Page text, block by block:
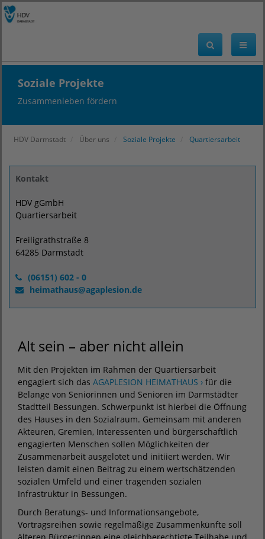
Soziale Projekte
Zusammenleben fördern
HDV Darmstadt Über uns Soziale Projekte Quartiersarbeit
Kontakt
HDV gGmbH
Quartiersarbeit
Freiligrathstraße 8
64285 Darmstadt
(06151) 602 - 0
heimathaus@agaplesion.de
Alt sein – aber nicht allein
Mit den Projekten im Rahmen der Quartiersarbeit
engagiert sich das AGAPLESION HEIMATHAUS › für die
Belange von Seniorinnen und Senioren im Darmstädter
Stadtteil Bessungen. Schwerpunkt ist hierbei die Öffnung
des Hauses in den Sozialraum. Gemeinsam mit anderen
Akteuren, Gremien, Interessenten und bürgerschaftlich
engagierten Menschen sollen Möglichkeiten der
Zusammenarbeit ausgelotet und initiiert werden. Wir
leisten damit einen Beitrag zu einem wertschätzenden
sozialen Umfeld und einer tragenden sozialen
Infrastruktur in Bessungen.
Durch Beratungs- und Informationsangebote,
Vortragsreihen sowie regelmäßige Zusammenkünfte soll